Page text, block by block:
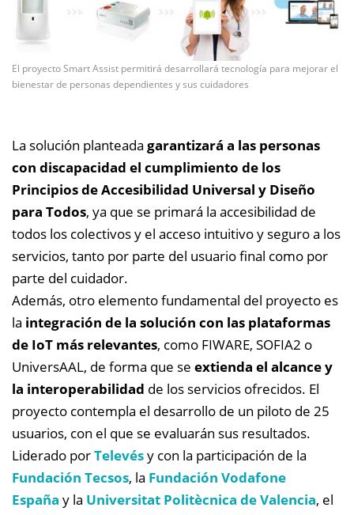
El proyecto Smart Assist permitirá desarrollará tecnología para mejorar el
bienestar de personas dependientes y sus cuidadores
La solución planteada garantizará a las personas
con discapacidad el cumplimiento de los
Principios de Accesibilidad Universal y Diseño
para Todos, ya que se primará la accesibilidad de
todos los colectivos y el acceso intuitivo y seguro a los
servicios, tanto por parte del usuario final como por
parte del cuidador.
Además, otro elemento fundamental del proyecto es
la integración de la solución con las plataformas
de IoT más relevantes, como FIWARE, SOFIA2 o
UniversAAL, de forma que se extienda el alcance y
la interoperabilidad de los servicios ofrecidos. El
proyecto contempla el desarrollo de un piloto de 25
usuarios, con el que se evaluarán sus resultados.
Liderado porTelevésy con la participación de la
Fundación Tecsos, la Fundación Vodafone
España y la Universitat Politècnica de Valencia, el